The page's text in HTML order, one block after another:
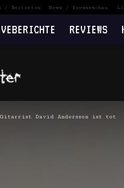
/ Beitreten News / Presseschau
REVIEWS
Gitarrist David Andersson ist tot